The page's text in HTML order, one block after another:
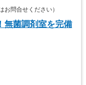
問合せください）
無菌調剤室を完備